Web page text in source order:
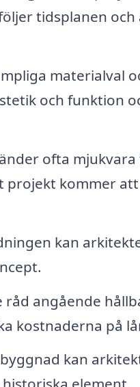
tidsplanen och
materialval
och funktion
ofta
projekt kommer
kan
råd angående
kostnaderna på
kan